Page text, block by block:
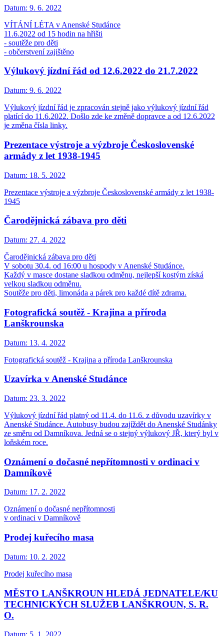
Datum: 9. 6. 2022
VÍTÁNÍ LÉTA v Anenské Studánce
11.6.2022 od 15 hodin na hřišti
- soutěže pro děti
- občerstvení zajištěno
Výlukový jízdní řád od 12.6.2022 do 21.7.2022
Datum: 9. 6. 2022
Výlukový jízdní řád je zpracován stejně jako výlukový jízdní řád
platící do 11.6.2022. Došlo zde ke změně dopravce a od 12.6.2022
je změna čísla linky.
Prezentace výstroje a výzbroje Československé
armády z let 1938-1945
Datum: 18. 5. 2022
Prezentace výstroje a výzbroje Československé armády z let 1938-
1945
Čarodějnická zábava pro děti
Datum: 27. 4. 2022
Čarodějnická zábava pro děti
V sobotu 30.4. od 16:00 u hospody v Anenské Studánce.
Každý v masce dostane sladkou odměnu, nejlepší kostým získá
velkou sladkou odměnu.
Soutěže pro děti, limonáda a párek pro každé dítě zdrama.
Fotografická soutěž - Krajina a příroda
Lanškrounska
Datum: 13. 4. 2022
Fotografická soutěž - Krajina a příroda Lanškrounska
Uzavírka v Anenské Studánce
Datum: 23. 3. 2022
Výlukový jízdní řád platný od 11.4. do 11.6. z důvodu uzavírky v
Anenské Studánce. Autobusy budou zajíždět do Anenské Studánky
ze směru od Damníkova. Jedná se o stejný výlukový JŘ, který byl v
loňském roce.
Oznámení o dočasné nepřítomnosti v ordinaci v
Damníkově
Datum: 17. 2. 2022
Oznámení o dočasné nepřítomnosti
v ordinaci v Damníkově
Prodej kuřecího masa
Datum: 10. 2. 2022
Prodej kuřecího masa
MĚSTO LANŠKROUN HLEDÁ JEDNATELE/KU
TECHNICKÝCH SLUŽEB LANŠKROUN, S. R.
O.